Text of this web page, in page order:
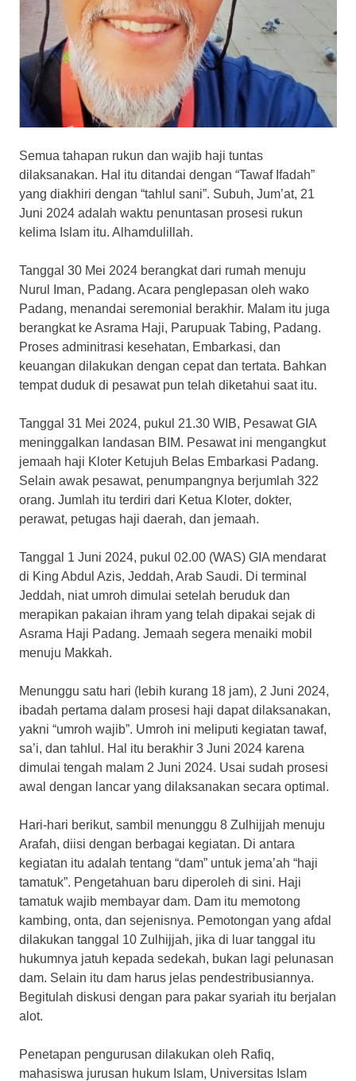
Semua tahapan rukun dan wajib haji tuntas
dilaksanakan. Hal itu ditandai dengan “Tawaf Ifadah”
yang diakhiri dengan “tahlul sani”. Subuh, Jum’at, 21
Juni 2024 adalah waktu penuntasan prosesi rukun
kelima Islam itu. Alhamdulillah.
Tanggal 30 Mei 2024 berangkat dari rumah menuju
Nurul Iman, Padang. Acara penglepasan oleh wako
Padang, menandai seremonial berakhir. Malam itu juga
berangkat ke Asrama Haji, Parupuak Tabing, Padang.
Proses adminitrasi kesehatan, Embarkasi, dan
keuangan dilakukan dengan cepat dan tertata. Bahkan
tempat duduk di pesawat pun telah diketahui saat itu.
Tanggal 31 Mei 2024, pukul 21.30 WIB, Pesawat GIA
meninggalkan landasan BIM. Pesawat ini mengangkut
jemaah haji Kloter Ketujuh Belas Embarkasi Padang.
Selain awak pesawat, penumpangnya berjumlah 322
orang. Jumlah itu terdiri dari Ketua Kloter, dokter,
perawat, petugas haji daerah, dan jemaah.
Tanggal 1 Juni 2024, pukul 02.00 (WAS) GIA mendarat
di King Abdul Azis, Jeddah, Arab Saudi. Di terminal
Jeddah, niat umroh dimulai setelah beruduk dan
merapikan pakaian ihram yang telah dipakai sejak di
Asrama Haji Padang. Jemaah segera menaiki mobil
menuju Makkah.
Menunggu satu hari (lebih kurang 18 jam), 2 Juni 2024,
ibadah pertama dalam prosesi haji dapat dilaksanakan,
yakni “umroh wajib”. Umroh ini meliputi kegiatan tawaf,
sa’i, dan tahlul. Hal itu berakhir 3 Juni 2024 karena
dimulai tengah malam 2 Juni 2024. Usai sudah prosesi
awal dengan lancar yang dilaksanakan secara optimal.
Hari-hari berikut, sambil menunggu 8 Zulhijjah menuju
Arafah, diisi dengan berbagai kegiatan. Di antara
kegiatan itu adalah tentang “dam” untuk jema’ah “haji
tamatuk”. Pengetahuan baru diperoleh di sini. Haji
tamatuk wajib membayar dam. Dam itu memotong
kambing, onta, dan sejenisnya. Pemotongan yang afdal
dilakukan tanggal 10 Zulhijjah, jika di luar tanggal itu
hukumnya jatuh kepada sedekah, bukan lagi pelunasan
dam. Selain itu dam harus jelas pendestribusiannya.
Begitulah diskusi dengan para pakar syariah itu berjalan
alot.
Penetapan pengurusan dilakukan oleh Rafiq,
mahasiswa jurusan hukum Islam, Universitas Islam